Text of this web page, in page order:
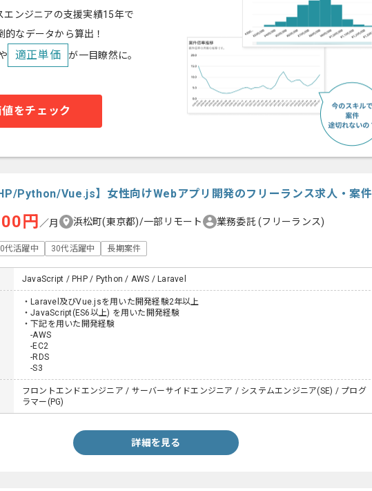
エンジニアの支援実績15年で
的なデータから算出！
適正単価 が一目瞭然に。
をチェック
Python/Vue.js】女性向けWebアプリ開発のフリーランス求人・案件
円 ／月 浜松町(東京都)/一部リモート 業務委託(フリーランス)
代活躍中 30代活躍中 長期案件
JavaScript / PHP / Python / AWS / Laravel
・Laravel及びVue.jsを用いた開発経験2年以上
・JavaScript(ES6以上) を用いた開発経験
・下記を用いた開発経験
-AWS
-EC2
-RDS
-S3
フロントエンドエンジニア / サーバーサイドエンジニア / システムエンジニア(SE) / プログ
ラマー(PG)
詳細を見る